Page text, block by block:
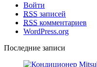
Войти
RSS записей
RSS комментариев
WordPress.org
Последние записи